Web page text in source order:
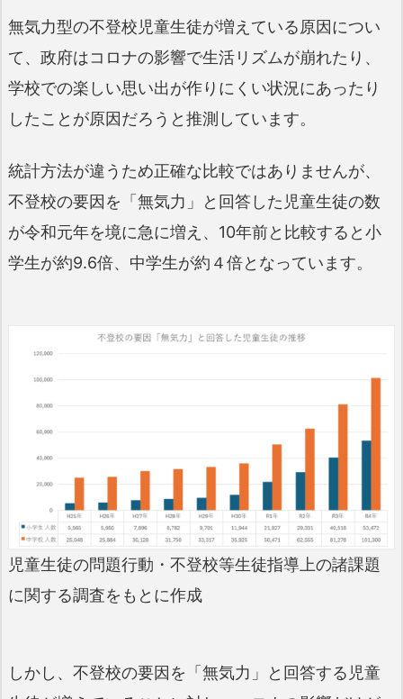
無気力型の不登校児童生徒が増えている原因につい
て、政府はコロナの影響で生活リズムが崩れたり、
学校での楽しい思い出が作りにくい状況にあったり
したことが原因だろうと推測しています。
統計方法が違うため正確な比較ではありませんが、
不登校の要因を「無気力」と回答した児童生徒の数
が令和元年を境に急に増え、10年前と比較すると小
学生が約9.6倍、中学生が約４倍となっています。
児童生徒の問題行動・不登校等生徒指導上の諸課題
に関する調査をもとに作成
しかし、不登校の要因を「無気力」と回答する児童